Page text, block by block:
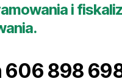
i
606 898